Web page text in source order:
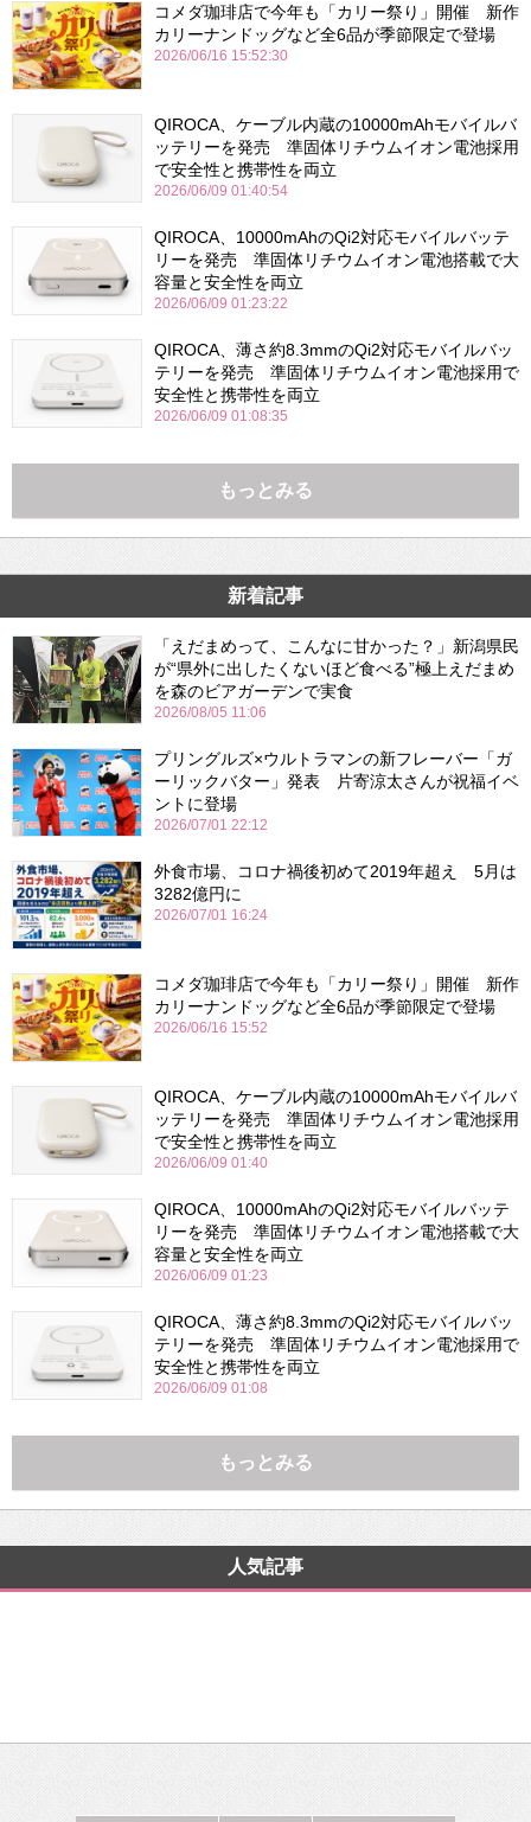
コメダ珈琲店で今年も「カリー祭り」開催 新作
カリーナンドッグなど全6品が季節限定で登場
2026/06/16 15:52:30
QIROCA、ケーブル内蔵の10000mAhモバイルバ
ッテリーを発売 準固体リチウムイオン電池採用
で安全性と携帯性を両立
2026/06/09 01:40:54
QIROCA、10000mAhのQi2対応モバイルバッテ
リーを発売 準固体リチウムイオン電池搭載で大
容量と安全性を両立
2026/06/09 01:23:22
QIROCA、薄さ約8.3mmのQi2対応モバイルバッ
テリーを発売 準固体リチウムイオン電池採用で
安全性と携帯性を両立
2026/06/09 01:08:35
もっとみる
新着記事
「えだまめって、こんなに甘かった？」新潟県民
が“県外に出したくないほど食べる”極上えだまめ
を森のビアガーデンで実食
2026/08/05 11:06
プリングルズ×ウルトラマンの新フレーバー「ガ
ーリックバター」発表 片寄涼太さんが祝福イベ
ントに登場
2026/07/01 22:12
外食市場、コロナ禍後初めて2019年超え 5月は
3282億円に
2026/07/01 16:24
コメダ珈琲店で今年も「カリー祭り」開催 新作
カリーナンドッグなど全6品が季節限定で登場
2026/06/16 15:52
QIROCA、ケーブル内蔵の10000mAhモバイルバ
ッテリーを発売 準固体リチウムイオン電池採用
で安全性と携帯性を両立
2026/06/09 01:40
QIROCA、10000mAhのQi2対応モバイルバッテ
リーを発売 準固体リチウムイオン電池搭載で大
容量と安全性を両立
2026/06/09 01:23
QIROCA、薄さ約8.3mmのQi2対応モバイルバッ
テリーを発売 準固体リチウムイオン電池採用で
安全性と携帯性を両立
2026/06/09 01:08
もっとみる
人気記事